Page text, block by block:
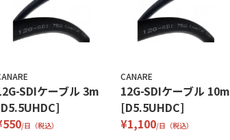
SDIケーブル 3m
/日（税込）
CANARE
12G-SDIケーブル 10m
[D5.5UHDC]
¥1,100/日（税込）